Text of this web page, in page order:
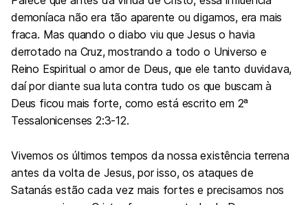
demoníaca não era tão aparente ou digamos, era mais
fraca. Mas quando o diabo viu que Jesus o havia
derrotado na Cruz, mostrando a todo o Universo e
Reino Espiritual o amor de Deus, que ele tanto duvidava,
daí por diante sua luta contra tudo os que buscam à
Deus ficou mais forte, como está escrito em 2ª
Tessalonicenses 2:3-12.
Vivemos os últimos tempos da nossa existência terrena
antes da volta de Jesus, por isso, os ataques de
Satanás estão cada vez mais fortes e precisamos nos